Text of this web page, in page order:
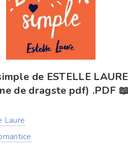
de ESTELLE LAURE
de dragste pdf) .PDF
Laure